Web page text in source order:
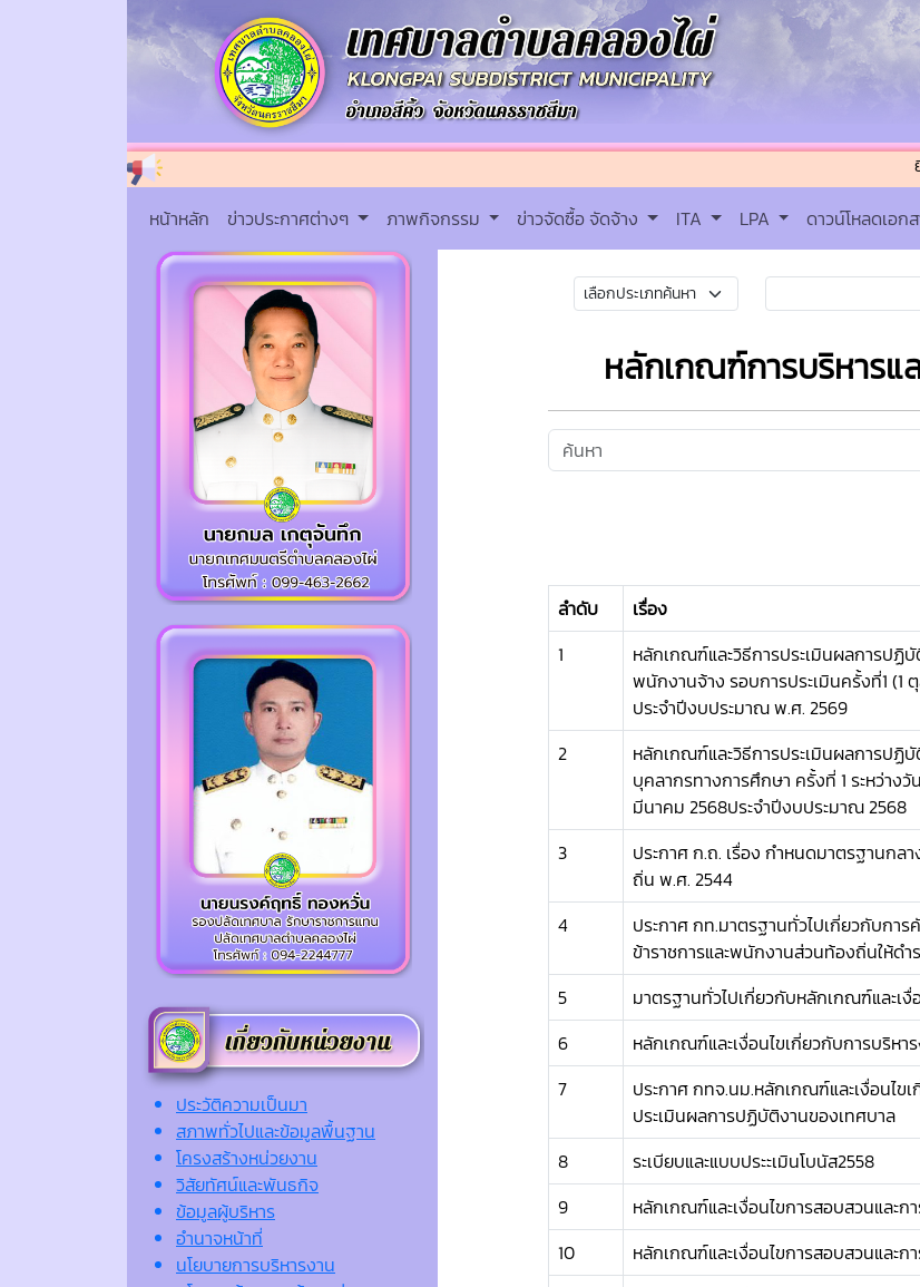
ยินดีต้อนรั
หน้าหลัก ข่าวประกาศต่างๆ ภาพกิจกรรม ข่าวจัดซื้อ จัดจ้าง ITA LPA ดาวน์โหลดเอก
ประวัติความเป็นมา
สภาพทั่วไปและข้อมูลพื้นฐาน
โครงสร้างหน่วยงาน
วิสัยทัศน์และพันธกิจ
ข้อมูลผู้บริหาร
อำนาจหน้าที่
นโยบายการบริหารงาน
หลักเกณฑ์การบริหาร
ลำดับ เรื่อง
1
หลักเกณฑ์และวิธีการประเมินผลการป
พนักงานจ้าง รอบการประเมินครั้งที่1 (1
ประจำปีงบประมาณ พ.ศ. 2569
2
หลักเกณฑ์และวิธีการประเมินผลการปฏิ
บุคลากรทางการศึกษา ครั้งที่ 1 ระหว่าง
มีนาคม 2568ประจำปีงบประมาณ 2568
3
ประกาศ ก.ถ. เรื่อง กําหนดมาตรฐานกล
ถิ่น พ.ศ. 2544
4
ประกาศ กท.มาตรฐานทั่วไปเกี่ยวกับการ
ข้าราชการและพนักงานส่วนท้องถิ่นให้ด
5 มาตรฐานทั่วไปเกี่ยวกับหลักเกณฑ์และเ
6
หลักเกณฑ์และเงื่อนไขเกี่ยวกับการบริห
7
ประกาศ กทจ.นม.หลักเกณฑ์และเงื่อนไข
ประเมินผลการปฏิบัติงานของเทศบาล
8 ระเบียบและแบบประะเมินโบนัส2558
9
หลักเกณฑ์และเงื่อนไขการสอบสวนและก
10
หลักเกณฑ์และเงื่อนไขการสอบสวนและก